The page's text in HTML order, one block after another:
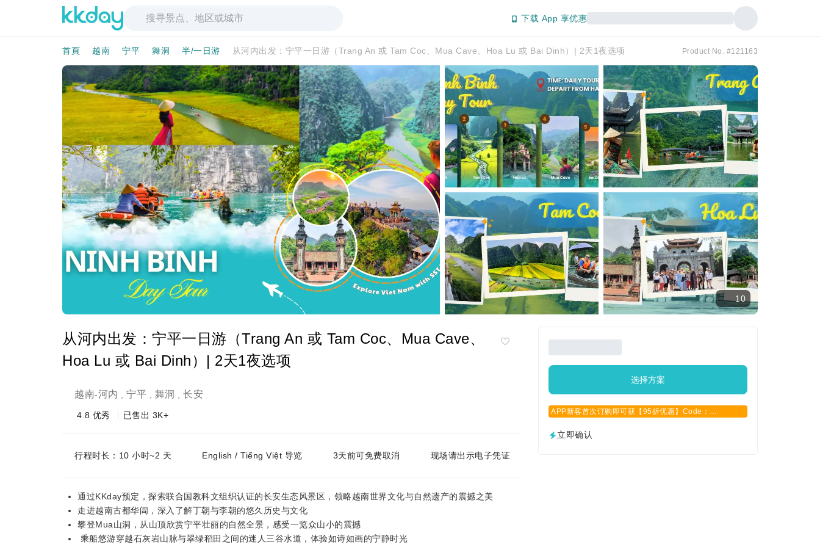
下载 App 享优惠
首頁 越南 宁平 舞洞 半/一日游 从河内出发：宁平一日游（Trang An 或 Tam Coc、Mua Cave、Hoa Lu 或 Bai Dinh）| 2天1夜选项 Product No. #121163
10
从河内出发：宁平一日游（Trang An 或 Tam Coc、Mua Cave、
Hoa Lu 或 Bai Dinh）| 2天1夜选项
越南-河内 宁平 舞洞 长安
4.8 优秀 已售出 3K+
行程时长：10 小时~2 天 English / Tiếng Việt 导览 3天前可免费取消 现场请出示电子凭证
通过KKday预定，探索联合国教科文组织认证的长安生态风景区，领略越南世界文化与自然遗产的震撼之美
走进越南古都华闾，深入了解丁朝与李朝的悠久历史与文化
攀登Mua山洞，从山顶欣赏宁平壮丽的自然全景，感受一览众山小的震撼
乘船悠游穿越石灰岩山脉与翠绿稻田之间的迷人三谷水道，体验如诗如画的宁静时光
选择方案
APP新客首次订购即可获【95折优惠】Code：
立即确认